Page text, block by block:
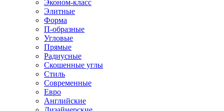
Эконом-класс
Элитные
Форма
П-образные
Угловые
Прямые
Радиусные
Скошенные углы
Стиль
Современные
Евро
Английские